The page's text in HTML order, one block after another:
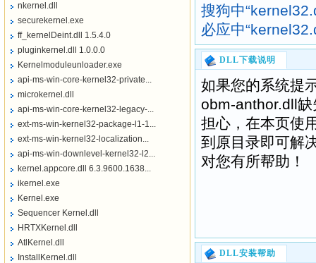
搜狗中
必应中
DLL下载说明
如果您的系统提
obm-anthor.dll缺
担心，在本页使
到原目录即可解
对您有所帮助！
DLL安装帮助
nkernel.dll
securekernel.exe
ff_kernelDeint.dll 1.5.4.0
pluginkernel.dll 1.0.0.0
Kernelmoduleunloader.exe
api-ms-win-core-kernel32-private...
microkernel.dll
api-ms-win-core-kernel32-legacy-...
ext-ms-win-kernel32-package-l1-1...
ext-ms-win-kernel32-localization...
api-ms-win-downlevel-kernel32-l2...
kernel.appcore.dll 6.3.9600.1638...
ikernel.exe
Kernel.exe
Sequencer Kernel.dll
HRTXKernel.dll
AtlKernel.dll
InstallKernel.dll